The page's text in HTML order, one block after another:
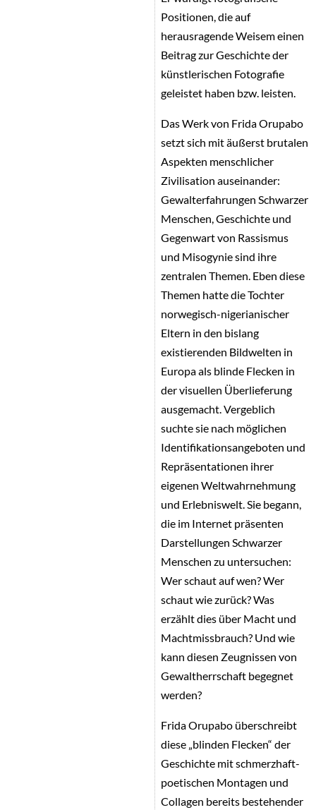
Positionen, die auf
herausragende Weisem einen
Beitrag zur Geschichte der
künstlerischen Fotografie
geleistet haben bzw. leisten.
Das Werk von Frida Orupabo
setzt sich mit äußerst brutalen
Aspekten menschlicher
Zivilisation auseinander:
Gewalterfahrungen Schwarzer
Menschen, Geschichte und
Gegenwart von Rassismus
und Misogynie sind ihre
zentralen Themen. Eben diese
Themen hatte die Tochter
norwegisch-nigerianischer
Eltern in den bislang
existierenden Bildwelten in
Europa als blinde Flecken in
der visuellen Überlieferung
ausgemacht. Vergeblich
suchte sie nach möglichen
Identifikationsangeboten und
Repräsentationen ihrer
eigenen Weltwahrnehmung
und Erlebniswelt. Sie begann,
die im Internet präsenten
Darstellungen Schwarzer
Menschen zu untersuchen:
Wer schaut auf wen? Wer
schaut wie zurück? Was
erzählt dies über Macht und
Machtmissbrauch? Und wie
kann diesen Zeugnissen von
Gewaltherrschaft begegnet
werden?
Frida Orupabo überschreibt
diese „blinden Flecken“ der
Geschichte mit schmerzhaft-
poetischen Montagen und
Collagen bereits bestehender